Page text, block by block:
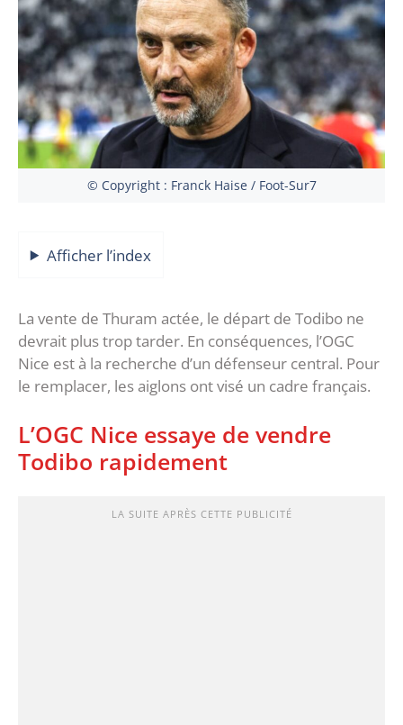
© Copyright : Franck Haise / Foot-Sur7
Afficher l’index
La vente de Thuram actée, le départ de Todibo ne
devrait plus trop tarder. En conséquences, l’OGC
Nice est à la recherche d’un défenseur central. Pour
le remplacer, les aiglons ont visé un cadre français.
L’OGC Nice essaye de vendre
Todibo rapidement
LA SUITE APRÈS CETTE PUBLICITÉ